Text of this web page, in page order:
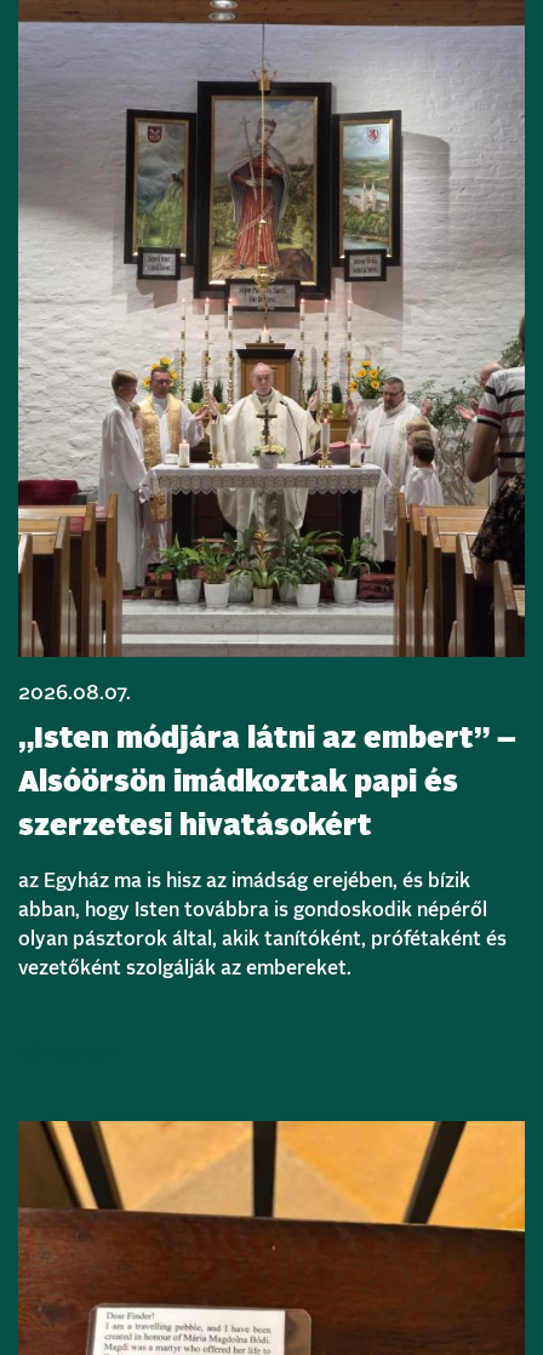
2026.08.07.
„Isten módjára látni az embert” –
Alsóörsön imádkoztak papi és
szerzetesi hivatásokért
az Egyház ma is hisz az imádság erejében, és bízik
abban, hogy Isten továbbra is gondoskodik népéről
olyan pásztorok által, akik tanítóként, prófétaként és
vezetőként szolgálják az embereket.